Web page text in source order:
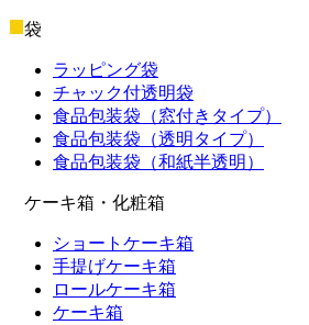
袋
ラッピング袋
チャック付透明袋
食品包装袋（窓付きタイプ）
食品包装袋（透明タイプ）
食品包装袋（和紙半透明）
ケーキ箱・化粧箱
ショートケーキ箱
手提げケーキ箱
ロールケーキ箱
ケーキ箱